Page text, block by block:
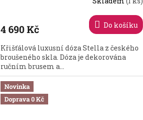
je
z
5
hvězdiček.
4 690 Kč Do košíku
Křišťálová luxusní dóza Stella z českého
broušeného skla. Dóza je dekorována
ručním brusem a...
Novinka
Doprava 0 Kč